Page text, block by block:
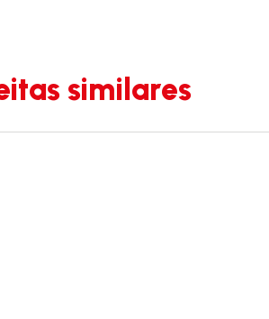
similares